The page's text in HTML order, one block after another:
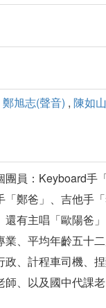
鄭旭志(聲音) , 陳如
團員：Keyboard手
「鄭爸」、吉他手
還有主唱「歐陽爸
業、平均年齡五十
政、計程車司機、
師、以及國中代課